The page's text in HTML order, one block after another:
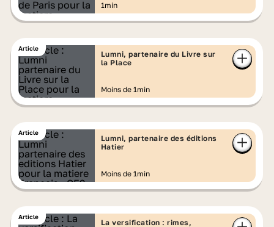
1min
Article
Lumni, partenaire du Livre sur
la Place
Moins de 1min
Article
Lumni, partenaire des éditions
Hatier
Moins de 1min
Article
La versification : rimes,